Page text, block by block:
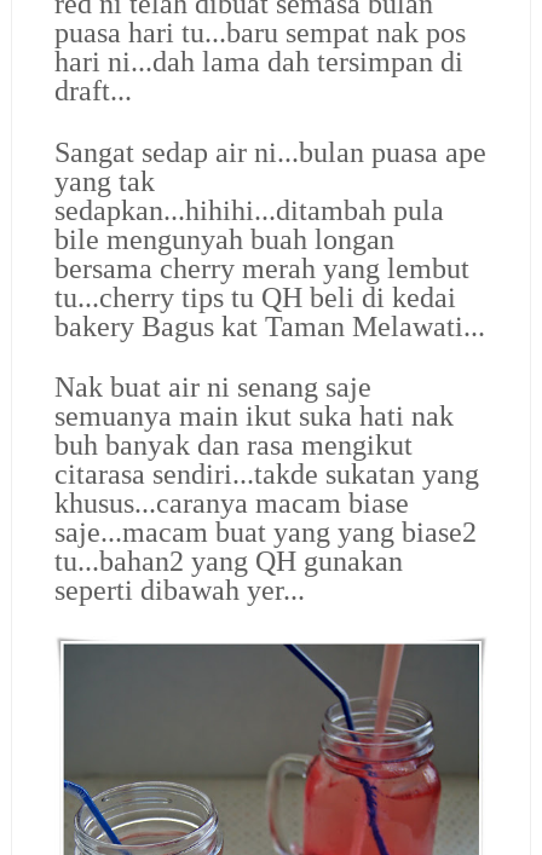
puasa hari tu...baru sempat nak pos
hari ni...dah lama dah tersimpan di
draft...
Sangat sedap air ni...bulan puasa ape
yang tak
sedapkan...hihihi...ditambah pula
bile mengunyah buah longan
bersama cherry merah yang lembut
tu...cherry tips tu QH beli di kedai
bakery Bagus kat Taman Melawati...
Nak buat air ni senang saje
semuanya main ikut suka hati nak
buh banyak dan rasa mengikut
citarasa sendiri...takde sukatan yang
khusus...caranya macam biase
saje...macam buat yang yang biase2
tu...bahan2 yang QH gunakan
seperti dibawah yer...